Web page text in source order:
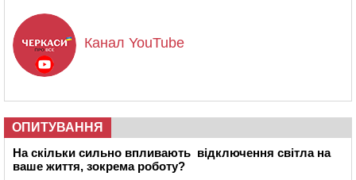
Канал YouTube
ОПИТУВАННЯ
На скільки сильно впливають відключення світла на
ваше життя, зокрема роботу?